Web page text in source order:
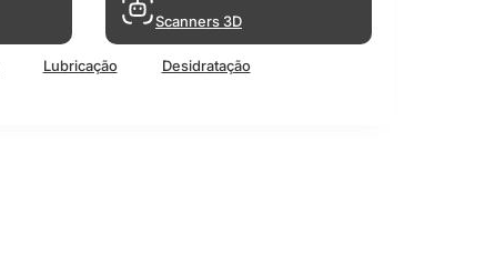
Lubricação
Desidratação
Scanners 3D